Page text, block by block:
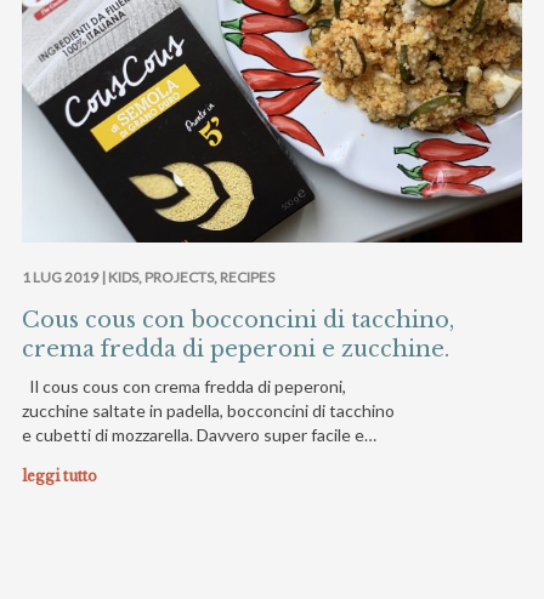
1 LUG 2019 | KIDS, PROJECTS, RECIPES
Cous cous con bocconcini di tacchino,
crema fredda di peperoni e zucchine.
Il cous cous con crema fredda di peperoni,
zucchine saltate in padella, bocconcini di tacchino
e cubetti di mozzarella. Davvero super facile e…
leggi tutto